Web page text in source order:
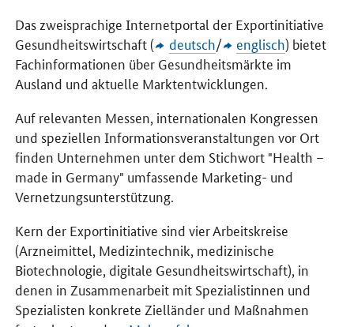
Das zweisprachige Internetportal der Exportinitiative
Gesundheitswirtschaft (
deutsch/ englisch) bietet
Fachinformationen über Gesundheitsmärkte im
Ausland und aktuelle Marktentwicklungen.
Auf relevanten Messen, internationalen Kongressen
und speziellen Informationsveranstaltungen vor Ort
finden Unternehmen unter dem Stichwort "Health –
made in Germany" umfassende Marketing- und
Vernetzungsunterstützung.
Kern der Exportinitiative sind vier Arbeitskreise
(Arzneimittel, Medizintechnik, medizinische
Biotechnologie, digitale Gesundheitswirtschaft), in
denen in Zusammenarbeit mit Spezialistinnen und
Spezialisten konkrete Zielländer und Maßnahmen